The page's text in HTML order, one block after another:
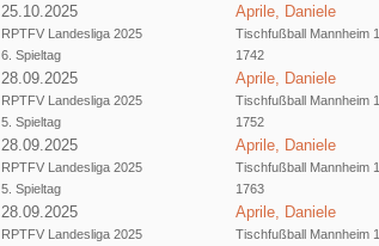
25.10.2025
RPTFV Landesliga 2025
6. Spieltag
Aprile, Daniele
Tischfußball Mannheim 1
1742
28.09.2025
RPTFV Landesliga 2025
5. Spieltag
Aprile, Daniele
Tischfußball Mannheim 1
1752
28.09.2025
RPTFV Landesliga 2025
5. Spieltag
Aprile, Daniele
Tischfußball Mannheim 1
1763
28.09.2025
RPTFV Landesliga 2025
Aprile, Daniele
Tischfußball Mannheim 1